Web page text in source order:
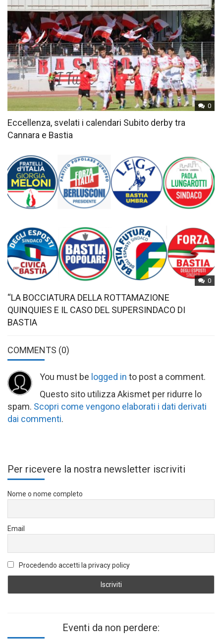
0
Eccellenza, svelati i calendari Subito derby tra
Cannara e Bastia
0
“LA BOCCIATURA DELLA ROTTAMAZIONE
QUINQUIES E IL CASO DEL SUPERSINDACO DI
BASTIA
COMMENTS (0)
You must be logged in to post a comment.
Questo sito utilizza Akismet per ridurre lo
spam. Scopri come vengono elaborati i dati derivati
dai commenti.
Per ricevere la nostra newsletter iscriviti
Nome o nome completo
Email
Procedendo accetti la privacy policy
Eventi da non perdere: